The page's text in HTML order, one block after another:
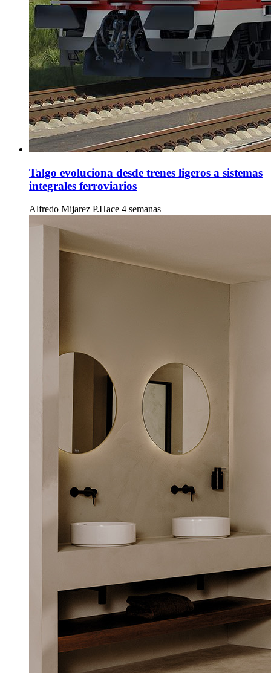
Talgo evoluciona desde trenes ligeros a sistemas
integrales ferroviarios
Alfredo Mijarez P.Hace 4 semanas